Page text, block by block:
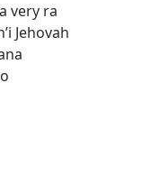
very ra
Jehovah